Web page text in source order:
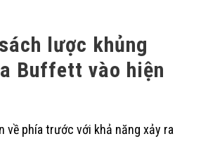
lược khủng
Buffett vào hiện
về phía trước với khả năng xảy ra